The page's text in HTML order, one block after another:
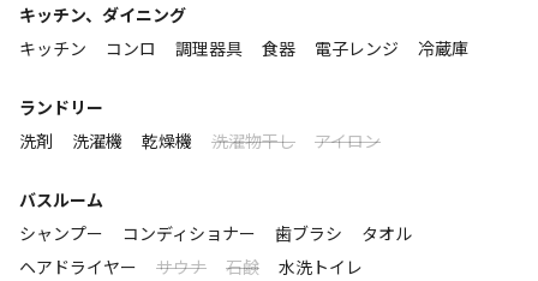
※目の前に見える海はビーチではありません。
※素泊まりプランとなります。
＜レンタル品＞
3バーナーの大型BBQガスグリルも完備、 レンタル可能で、事前
キッチン、ダイニング
キッチン
コンロ 調理器具 食器 電子レンジ 冷蔵庫
ランドリー
洗剤
洗濯機 乾燥機 洗濯物干し アイロン
バスルーム
シャンプー
コンディショナー 歯ブラシ
タオル
ヘアドライヤー
サウナ 石鹸 水洗トイレ
心して下さい♪
ドーム型テントには、景色を楽しむための大きな窓がつい
ています。
エアコン完備
また、猫足バスタブとシャワールーム、独立したトイレを
完備したコンテナハウスが併設されているため、女性やお
24m
まったり
ソロ カップル グループ